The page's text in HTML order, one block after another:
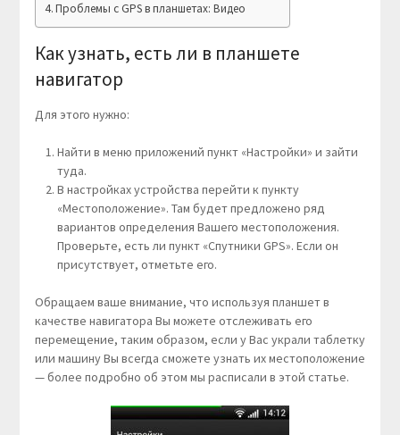
Проблемы с GPS в планшетах: Видео
Как узнать, есть ли в планшете
навигатор
Для этого нужно:
Найти в меню приложений пункт «Настройки» и зайти
туда.
В настройках устройства перейти к пункту
«Местоположение». Там будет предложено ряд
вариантов определения Вашего местоположения.
Проверьте, есть ли пункт «Спутники GPS». Если он
присутствует, отметьте его.
Обращаем ваше внимание, что используя планшет в
качестве навигатора Вы можете отслеживать его
перемещение, таким образом, если у Вас украли таблетку
или машину Вы всегда сможете узнать их местоположение
— более подробно об этом мы расписали в этой статье.